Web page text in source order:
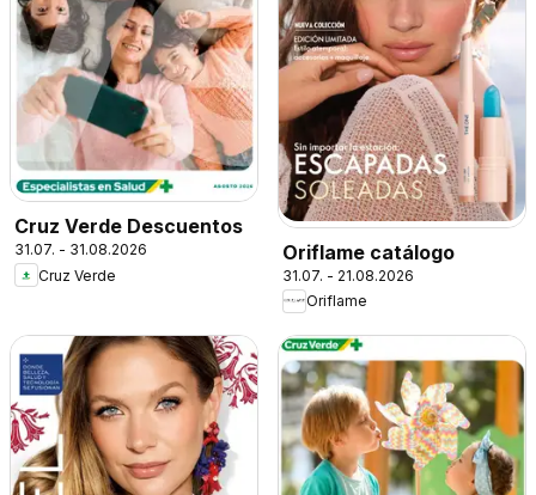
Cruz Verde Descuentos
31.07. - 31.08.2026
Cruz Verde
Oriflame catálogo
31.07. - 21.08.2026
Oriflame